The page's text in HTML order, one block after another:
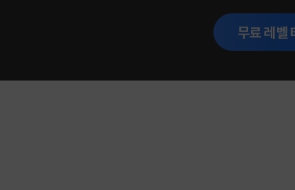
무료 레벨